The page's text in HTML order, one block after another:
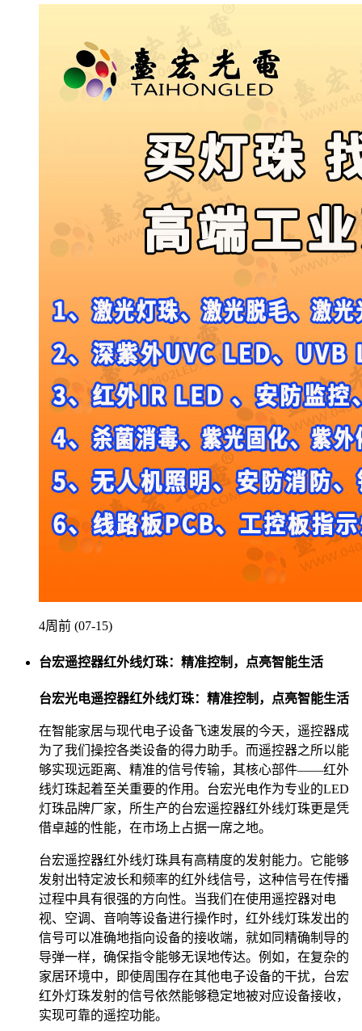
4周前 (07-15)
台宏遥控器红外线灯珠：精准控制，点亮智能生活
台宏光电遥控器红外线灯珠：精准控制，点亮智能生活
在智能家居与现代电子设备飞速发展的今天，遥控器成
为了我们操控各类设备的得力助手。而遥控器之所以能
够实现远距离、精准的信号传输，其核心部件——红外
线灯珠起着至关重要的作用。台宏光电作为专业的LED
灯珠品牌厂家，所生产的台宏遥控器红外线灯珠更是凭
借卓越的性能，在市场上占据一席之地。
台宏遥控器红外线灯珠具有高精度的发射能力。它能够
发射出特定波长和频率的红外线信号，这种信号在传播
过程中具有很强的方向性。当我们在使用遥控器对电
视、空调、音响等设备进行操作时，红外线灯珠发出的
信号可以准确地指向设备的接收端，就如同精确制导的
导弹一样，确保指令能够无误地传达。例如，在复杂的
家居环境中，即使周围存在其他电子设备的干扰，台宏
红外灯珠发射的信号依然能够稳定地被对应设备接收，
实现可靠的遥控功能。